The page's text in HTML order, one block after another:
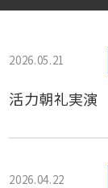
2026.05.21
活力朝礼実演
2026.04.22